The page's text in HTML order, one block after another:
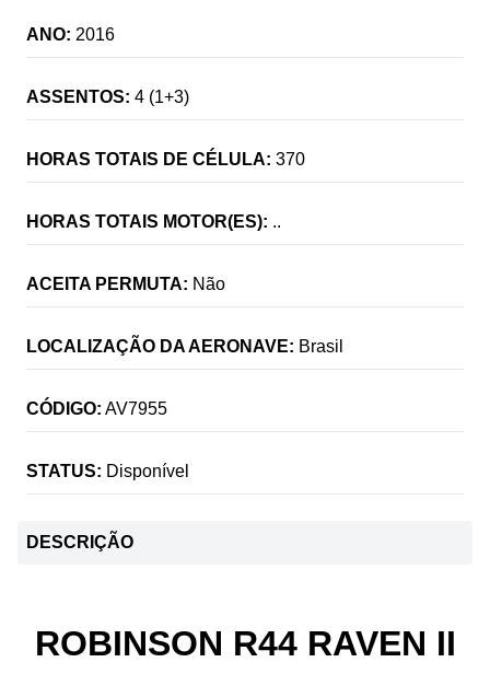
ANO: 2016
ASSENTOS: 4 (1+3)
HORAS TOTAIS DE CÉLULA: 370
HORAS TOTAIS MOTOR(ES): ..
ACEITA PERMUTA: Não
LOCALIZAÇÃO DA AERONAVE: Brasil
CÓDIGO: AV7955
STATUS: Disponível
DESCRIÇÃO
ROBINSON R44 RAVEN II